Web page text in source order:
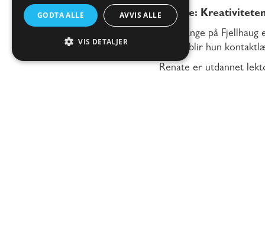
Renate:
For mange på
våren, blir hun
Renate er utdannet
GODTA ALLE AVVIS ALLE
VIS DETALJER